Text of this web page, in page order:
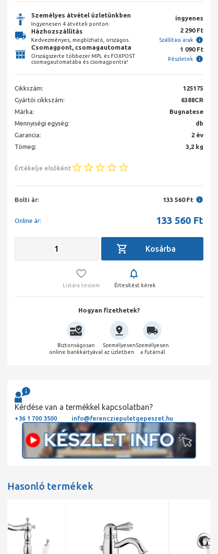
Személyes átvétel üzletünkben
Ingyenesen 4 átvételi ponton.
ingyenes
Házhozszállítás
Kedvezményes, megbízható, országos.
2 290 Ft
Szállítási árak
Csomagpont, csomagautomata
Országszerte többezer MPL és FOXPOST
csomagautomatába és csomagpontra!
1 090 Ft
Részletek
Cikkszám:
125175
Gyártói cikkszám:
6388CR
Márka:
Bugnatese
Mennyiségi egység:
db
Garancia:
2 év
Tömeg:
3,2 kg
Értékelje elsőként
Bolti ár: 133 560 Ft
Online ár: 133 560 Ft
Listára teszem Értesítést kérek
Hogyan fizethetek?
Biztonságosan
online bankkártyával
Személyesen
az üzletben
Személyesen
a futárnál
Kérdése van a termékkel kapcsolatban?
+36 1 700 3500 info@ferencziepuletgepeszet.hu
Hasonló termékek